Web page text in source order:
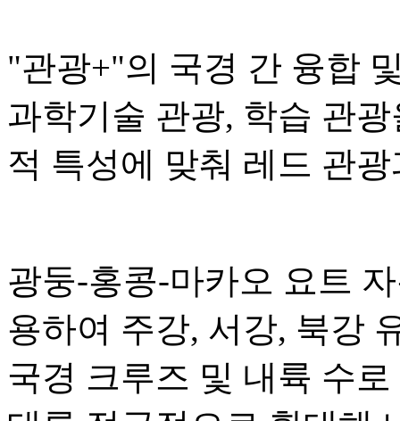
"관광+"의 국경 간 융합
과학기술 관광, 학습 관
적 특성에 맞춰 레드 관
광둥-홍콩-마카오 요트
용하여 주강, 서강, 북강
국경 크루즈 및 내륙 수